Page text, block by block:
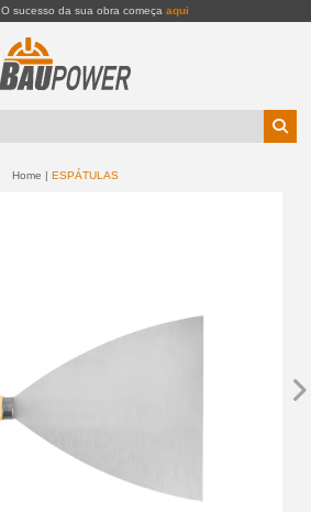
O sucesso da sua obra começa aqui
Home ESPÁTULAS